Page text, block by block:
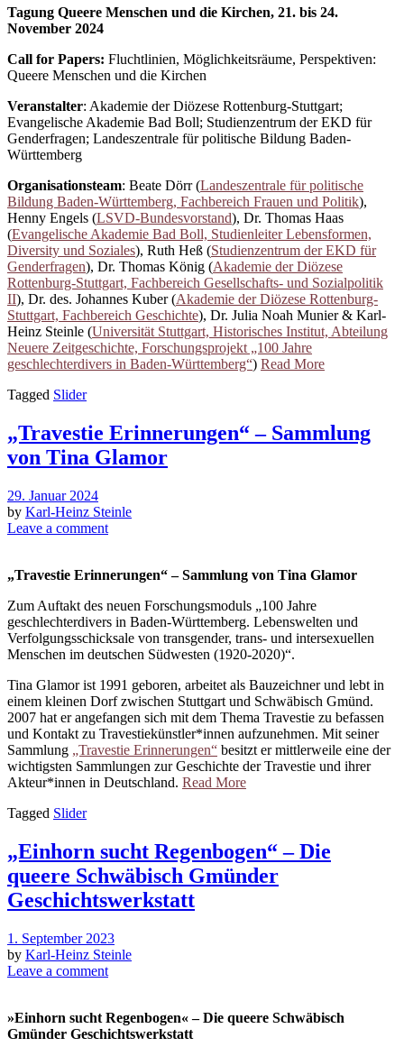
Tagung Queere Menschen und die Kirchen, 21. bis 24.
November 2024
Call for Papers: Fluchtlinien, Möglichkeitsräume, Perspektiven:
Queere Menschen und die Kirchen
Veranstalter: Akademie der Diözese Rottenburg-Stuttgart;
Evangelische Akademie Bad Boll; Studienzentrum der EKD für
Genderfragen; Landeszentrale für politische Bildung Baden-
Württemberg
Organisationsteam: Beate Dörr (Landeszentrale für politische
Bildung Baden-Württemberg, Fachbereich Frauen und Politik),
Henny Engels (LSVD-Bundesvorstand), Dr. Thomas Haas
(Evangelische Akademie Bad Boll, Studienleiter Lebensformen,
Diversity und Soziales), Ruth Heß (Studienzentrum der EKD für
Genderfragen), Dr. Thomas König (Akademie der Diözese
Rottenburg-Stuttgart, Fachbereich Gesellschafts- und Sozialpolitik
II), Dr. des. Johannes Kuber (Akademie der Diözese Rottenburg-
Stuttgart, Fachbereich Geschichte), Dr. Julia Noah Munier & Karl-
Heinz Steinle (Universität Stuttgart, Historisches Institut, Abteilung
Neuere Zeitgeschichte, Forschungsprojekt „100 Jahre
geschlechterdivers in Baden-Württemberg“) Read More
Tagged Slider
„Travestie Erinnerungen“ – Sammlung
von Tina Glamor
29. Januar 2024
by Karl-Heinz Steinle
Leave a comment
„Travestie Erinnerungen“ – Sammlung von Tina Glamor
Zum Auftakt des neuen Forschungsmoduls „100 Jahre
geschlechterdivers in Baden-Württemberg. Lebenswelten und
Verfolgungsschicksale von transgender, trans- und intersexuellen
Menschen im deutschen Südwesten (1920-2020)“.
Tina Glamor ist 1991 geboren, arbeitet als Bauzeichner und lebt in
einem kleinen Dorf zwischen Stuttgart und Schwäbisch Gmünd.
2007 hat er angefangen sich mit dem Thema Travestie zu befassen
und Kontakt zu Travestiekünstler*innen aufzunehmen. Mit seiner
Sammlung „Travestie Erinnerungen“ besitzt er mittlerweile eine der
wichtigsten Sammlungen zur Geschichte der Travestie und ihrer
Akteur*innen in Deutschland. Read More
Tagged Slider
„Einhorn sucht Regenbogen“ – Die
queere Schwäbisch Gmünder
Geschichtswerkstatt
1. September 2023
by Karl-Heinz Steinle
Leave a comment
»Einhorn sucht Regenbogen« – Die queere Schwäbisch
Gmünder Geschichtswerkstatt